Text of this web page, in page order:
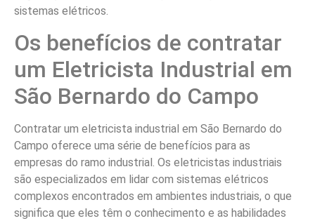
sistemas elétricos.
Os benefícios de contratar
um Eletricista Industrial em
São Bernardo do Campo
Contratar um eletricista industrial em São Bernardo do
Campo oferece uma série de benefícios para as
empresas do ramo industrial. Os eletricistas industriais
são especializados em lidar com sistemas elétricos
complexos encontrados em ambientes industriais, o que
significa que eles têm o conhecimento e as habilidades